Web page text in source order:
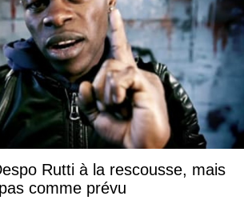
Rutti à la rescousse, mais
comme prévu